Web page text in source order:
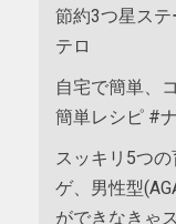
節約3つ星ス
テロ
自宅で簡単、
簡単レシピ #
スッキリ5つ
ゲ、男性型
ができなきゃ